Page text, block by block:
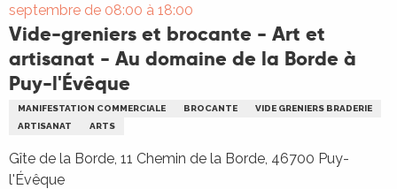
septembre de 08:00 à 18:00
Vide-greniers et brocante - Art et
artisanat - Au domaine de la Borde à
Puy-l'Évêque
MANIFESTATION COMMERCIALE BROCANTE
VIDE GRENIERS BRADERIE
ARTISANAT
ARTS
Gîte de la Borde, 11 Chemin de la Borde, 46700 Puy-
l'Évêque